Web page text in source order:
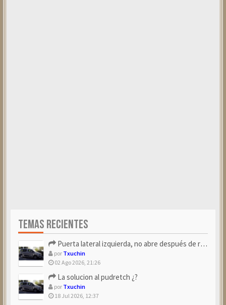
TEMAS RECIENTES
Puerta lateral izquierda, no abre después de repostar.
por Txuchin
02 Ago 2026, 21:26
La solucion al pudretch ¿?
por Txuchin
18 Jul 2026, 12:37